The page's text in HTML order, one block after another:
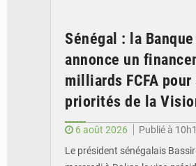
Sénégal : la
annonce un
milliards FCFA
priorités de la
6 août 2026
Publié à
Le président sénégalais